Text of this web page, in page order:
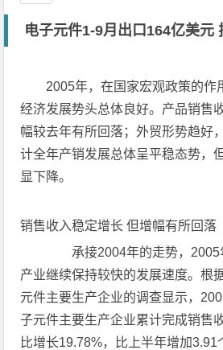
电子元件1-9月出口164亿美元
2005年，在国家宏观政策的作
经济发展势头总体良好。产品销售
幅较去年有所回落；外贸形势趋好
计全年产销发展总体呈平稳态势，
显下降。
销售收入稳定增长 但增幅有所回落
承接2004年的走势，2005
产业继续保持较快的发展速度。根
元件主要生产企业的调查显示，
子元件主要生产企业累计完成销售
比增长19.78%，比上半年增加